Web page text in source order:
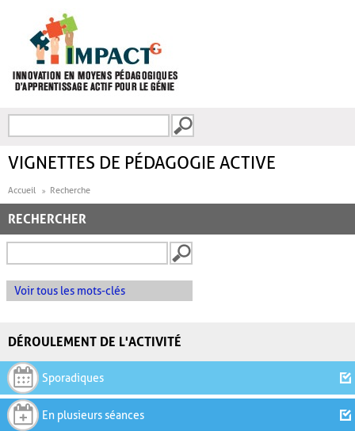
FORMULAIRE DE
VIGNETTES DE PÉDAGOGIE ACTIVE
Accueil Recherche
RECHERCHER
Voir tous les mots-clés
DÉROULEMENT DE L'ACTIVITÉ
Sporadiques
En plusieurs séances